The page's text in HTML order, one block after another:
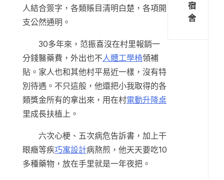
人結合簽字，各類賬目清明白楚，各項開
支公然通明。
30多年來，范振喜沒在村里報銷一
分錢醫藥費，外出也不人體工學椅領補
貼。家人也和其他村平易近一樣，沒有特
別待遇。不只這般，他還把小我取得的各
類獎金所有的拿出來，用在村電動升降桌
里成長扶植上。
六次心梗、五次病危告訴書，加上干
眼癥等疾巧寓設計病熬煎，他天天要吃10
多種藥物，放在手里就是一年夜把。
宿
舍